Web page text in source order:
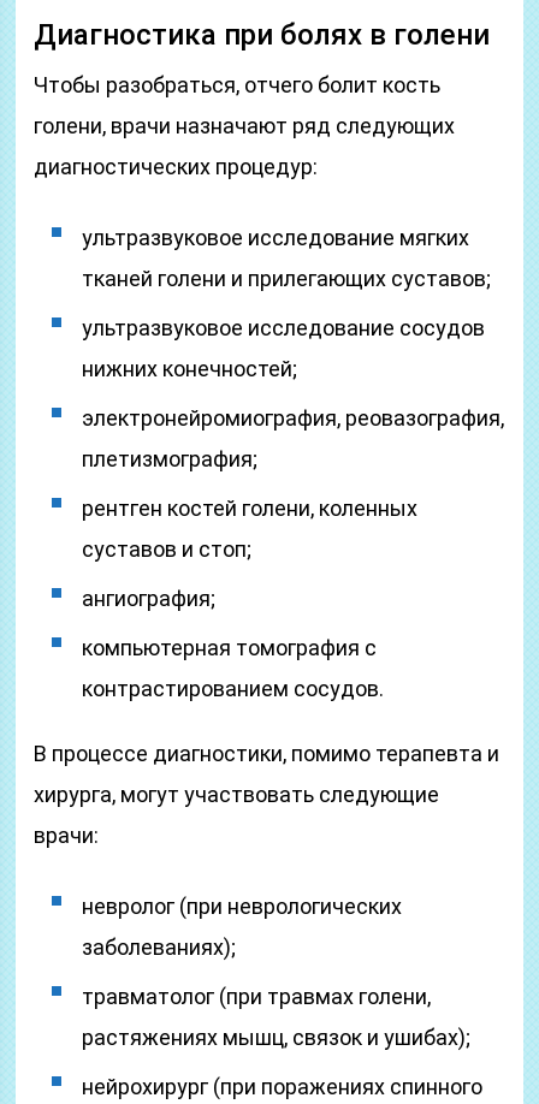
Диагностика при болях в голени
Чтобы разобраться, отчего болит кость
голени, врачи назначают ряд следующих
диагностических процедур:
ультразвуковое исследование мягких
тканей голени и прилегающих суставов;
ультразвуковое исследование сосудов
нижних конечностей;
электронейромиография, реовазография,
плетизмография;
рентген костей голени, коленных
суставов и стоп;
ангиография;
компьютерная томография с
контрастированием сосудов.
В процессе диагностики, помимо терапевта и
хирурга, могут участвовать следующие
врачи:
невролог (при неврологических
заболеваниях);
травматолог (при травмах голени,
растяжениях мышц, связок и ушибах);
нейрохирург (при поражениях спинного